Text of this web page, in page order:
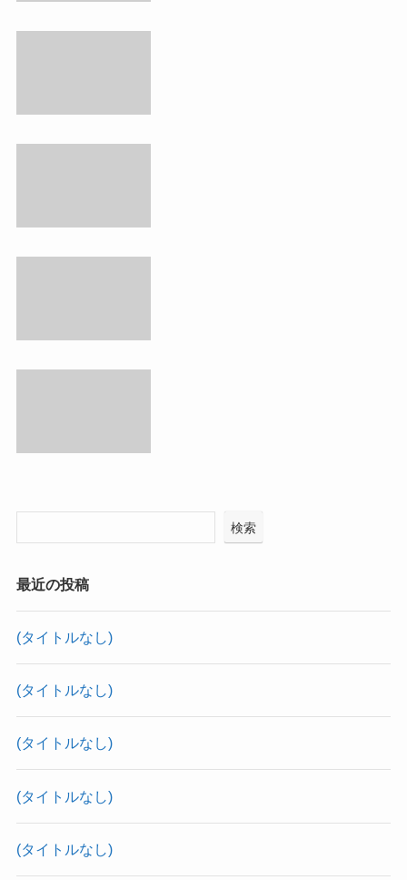
検索
最近の投稿
(タイトルなし)
(タイトルなし)
(タイトルなし)
(タイトルなし)
(タイトルなし)